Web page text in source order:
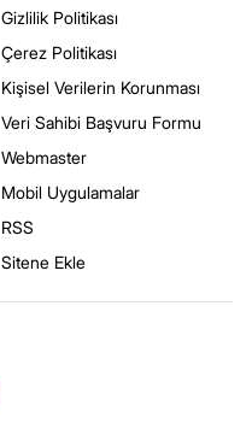
Gizlilik Politikası
Çerez Politikası
Kişisel Verilerin Korunması
Veri Sahibi Başvuru Formu
Webmaster
Mobil Uygulamalar
RSS
Sitene Ekle